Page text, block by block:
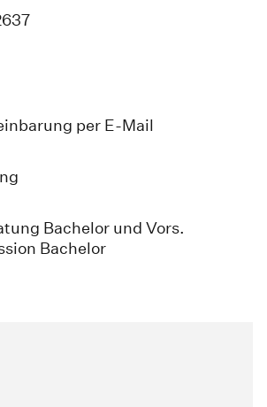
per E-Mail
Bachelor und Vors.
Bachelor